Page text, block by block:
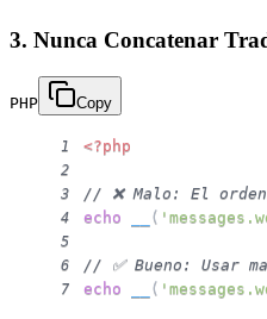
3. Nunca Concatenar
PHP Copy
1 <?php
2
3
// ❌ Malo: El
4 echo (
5
6
// ✅ Bueno: Usar
7 echo (